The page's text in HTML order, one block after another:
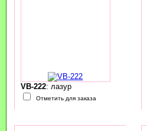
VB-222: лазур
Отметить для заказа